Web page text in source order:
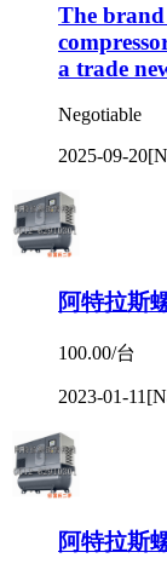
The brand
a trade
Negotiable
2025-09-20
阿特拉斯
100.00/台
2023-01-11
阿特拉斯